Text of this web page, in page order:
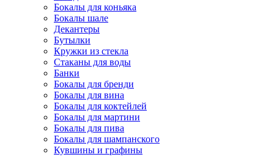
Бокалы для коньяка
Бокалы шале
Декантеры
Бутылки
Кружки из стекла
Стаканы для воды
Банки
Бокалы для бренди
Бокалы для вина
Бокалы для коктейлей
Бокалы для мартини
Бокалы для пива
Бокалы для шампанского
Кувшины и графины